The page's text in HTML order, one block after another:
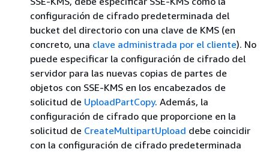
configuración de cifrado predeterminada del
bucket del directorio con una clave de KMS (en
concreto, una clave administrada por el cliente). No
puede especificar la configuración de cifrado del
servidor para las nuevas copias de partes de
objetos con SSE-KMS en los encabezados de
solicitud de UploadPartCopy. Además, la
configuración de cifrado que proporcione en la
solicitud de CreateMultipartUpload debe coincidir
con la configuración de cifrado predeterminada